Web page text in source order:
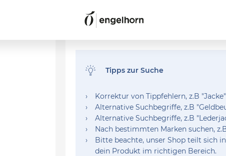
Tipps zur Suche
›
Korrektur von Tippfehlern, z.B
›
Alternative Suchbegriffe, z.B
›
Alternative Suchbegriffe, z.B
›
Nach bestimmten Marken suchen,
›
Bitte beachte, unser Shop teilt sich
dein Produkt im richtigen Bereich.